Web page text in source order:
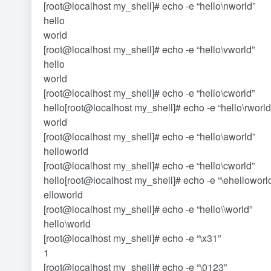
[root@localhost my_shell]# echo -e “hello\nworld”
hello
world
[root@localhost my_shell]# echo -e “hello\vworld”
hello
world
[root@localhost my_shell]# echo -e “hello\cworld”
hello[root@localhost my_shell]# echo -e
world
[root@localhost my_shell]# echo -e “hello\aworld”
helloworld
[root@localhost my_shell]# echo -e “hello\cworld”
hello[root@localhost my_shell]# echo -e
elloworld
[root@localhost my_shell]# echo -e “hello\\world”
hello\world
[root@localhost my_shell]# echo -e “\x31”
1
[root@localhost my_shell]# echo -e “\0123”